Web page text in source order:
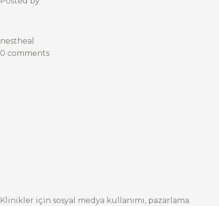
nestheal
0 comments
Klinikler için sosyal medya kullanımı, pazarlama